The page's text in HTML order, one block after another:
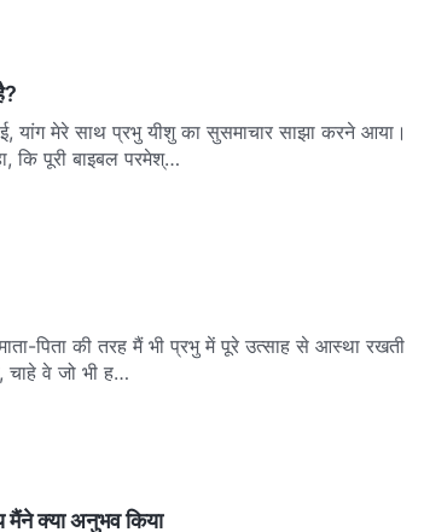
यांग मेरे साथ प्रभु यीशु का सुसमाचार साझा करने आया।
कि पूरी बाइबल परमेश्…
पिता की तरह मैं भी प्रभु में पूरे उत्साह से आस्था रखती
चाहे वे जो भी ह…
मैंने क्या अनुभव किया